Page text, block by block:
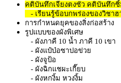
คติบันทึกเจียงตงซัว คติบันทึก
- เรียนรู้ข้อบกพร่องของวิชาฮ
การกำหนดยุคของสิ่งก่อสร้าง
รูปแบบของผังพิเศษ
- ผังภาคี 10 น้ำ ภาคี 10 เขา
- ผังแป๋บ๋อซาปอข่วย
- ผังจูป้อ
- ผังฉิกแชผะเกี๊ยบ
- ผังหกงิ้ม หวงงิ้ม